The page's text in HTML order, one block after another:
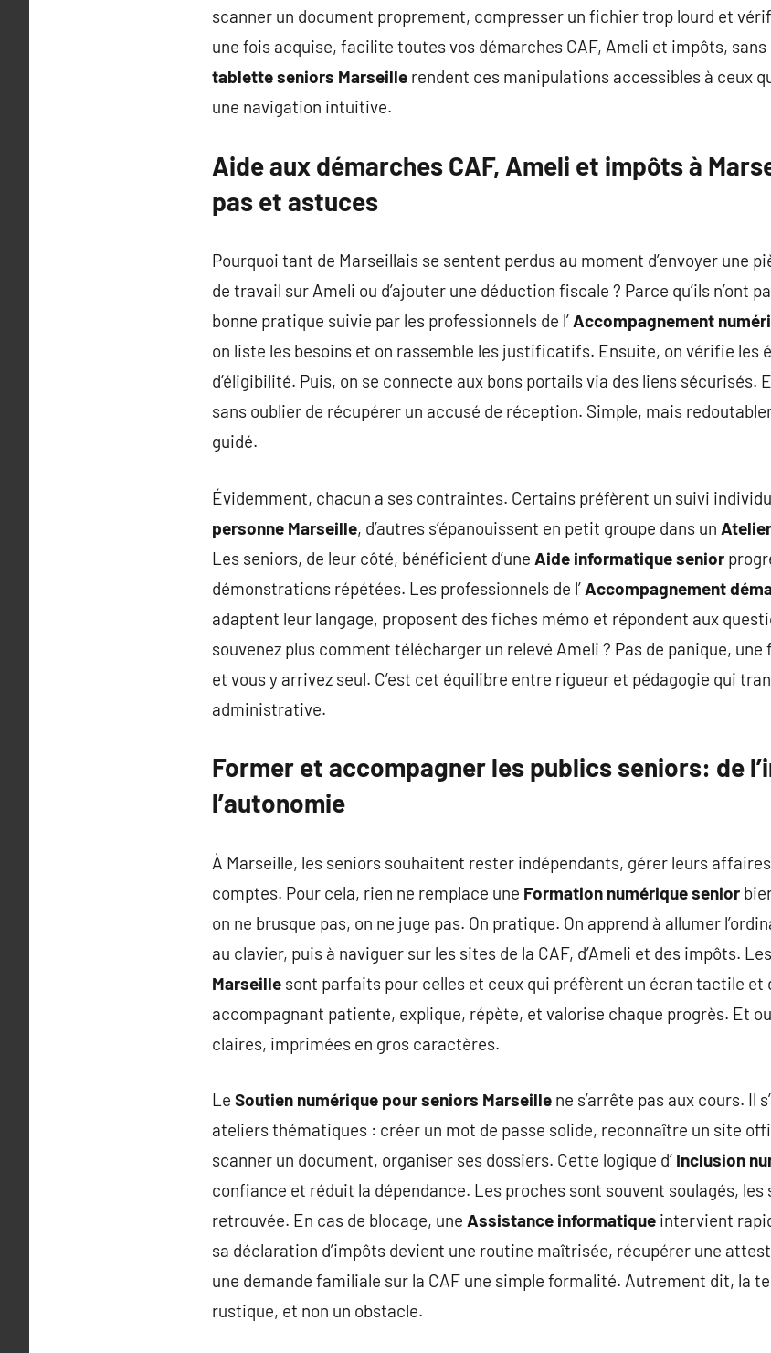
scanner un document proprement, compresser un fichier trop lourd et
une fois acquise, facilite toutes vos démarches CAF, Ameli et impôts,
tablette seniors Marseille rendent ces manipulations accessibles à ceux
une navigation intuitive.
Aide aux démarches CAF, Ameli et impôts à
pas et astuces
Pourquoi tant de Marseillais se sentent perdus au moment d’envoyer une
de travail sur Ameli ou d’ajouter une déduction fiscale ? Parce qu’ils n’ont
bonne pratique suivie par les professionnels de l’ Accompagnement
on liste les besoins et on rassemble les justificatifs. Ensuite, on vérifie les
d’éligibilité. Puis, on se connecte aux bons portails via des liens sécurisés.
sans oublier de récupérer un accusé de réception. Simple, mais
guidé.
Évidemment, chacun a ses contraintes. Certains préfèrent un suivi
personne Marseille, d’autres s’épanouissent en petit groupe dans un
Les seniors, de leur côté, bénéficient d’une Aide informatique senior
démonstrations répétées. Les professionnels de l’ Accompagnement
adaptent leur langage, proposent des fiches mémo et répondent aux
souvenez plus comment télécharger un relevé Ameli ? Pas de panique,
et vous y arrivez seul. C’est cet équilibre entre rigueur et pédagogie qui
administrative.
Former et accompagner les publics seniors: de
l’autonomie
À Marseille, les seniors souhaitent rester indépendants, gérer leurs
comptes. Pour cela, rien ne remplace une Formation numérique senior
on ne brusque pas, on ne juge pas. On pratique. On apprend à allumer
au clavier, puis à naviguer sur les sites de la CAF, d’Ameli et des impôts. Les
Marseille sont parfaits pour celles et ceux qui préfèrent un écran tactile et
accompagnant patiente, explique, répète, et valorise chaque progrès. Et
claires, imprimées en gros caractères.
Le Soutien numérique pour seniors Marseille ne s’arrête pas aux cours. Il
ateliers thématiques : créer un mot de passe solide, reconnaître un site
scanner un document, organiser ses dossiers. Cette logique d’ Inclusion
confiance et réduit la dépendance. Les proches sont souvent soulagés,
retrouvée. En cas de blocage, une Assistance informatique intervient
sa déclaration d’impôts devient une routine maîtrisée, récupérer une
une demande familiale sur la CAF une simple formalité. Autrement dit, la
rustique, et non un obstacle.